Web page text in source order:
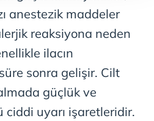
reklamlar
için İnternet
kişilere ait çerezler
vasıtasıyla çeşitli kişisel
olan çerezler bilgi
amacıyla
anestezik maddeler
reaksiyona neden
ilacın
sonra gelişir. Cilt
güçlük ve
uyarı işaretleridir.